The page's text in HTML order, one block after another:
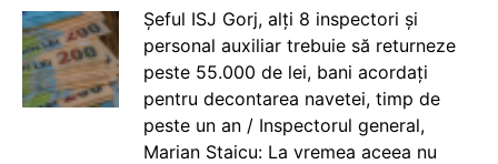
Șeful ISJ Gorj, alți 8 inspectori și
personal auxiliar trebuie să returneze
peste 55.000 de lei, bani acordați
pentru decontarea navetei, timp de
peste un an / Inspectorul general,
Marian Staicu: La vremea aceea nu